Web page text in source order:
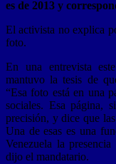
es de 2013 y
El activista no explica
foto.
En una entrevista
mantuvo la tesis de
“Esa foto está en una
sociales. Esa página,
precisión, y dice que
Una de esas es una
Venezuela la
dijo el mandatario.